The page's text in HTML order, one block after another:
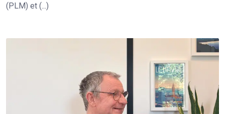
(PLM) et (...)